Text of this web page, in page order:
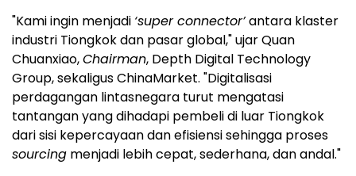
"Kami ingin menjadi ‘super connector’antara klaster
industri Tiongkok dan pasar global," ujar Quan
Chuanxiao,Chairman, Depth Digital Technology
Group, sekaligus ChinaMarket. "Digitalisasi
perdagangan lintasnegara turut mengatasi
tantangan yang dihadapi pembeli di luar Tiongkok
dari sisi kepercayaan dan efisiensi sehingga proses
sourcing menjadi lebih cepat, sederhana, dan andal."